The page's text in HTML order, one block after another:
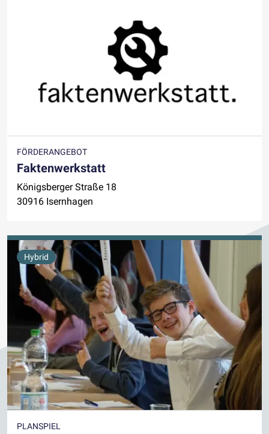
FÖRDERANGEBOT
Faktenwerkstatt
Königsberger Straße 18
30916 Isernhagen
Hybrid
PLANSPIEL